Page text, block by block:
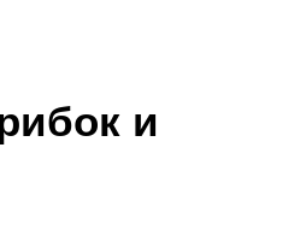
и